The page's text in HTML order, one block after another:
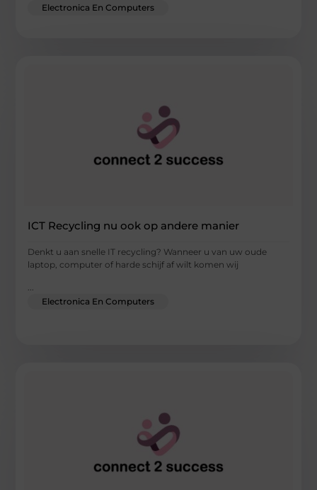
Electronica En Computers
ICT Recycling nu ook op andere manier
Denkt u aan snelle IT recycling? Wanneer u van uw oude
laptop, computer of harde schijf af wilt komen wij
...
Electronica En Computers